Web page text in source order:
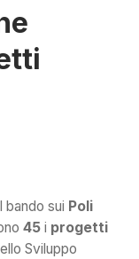
bando sui Poli
45 i progetti
Sviluppo